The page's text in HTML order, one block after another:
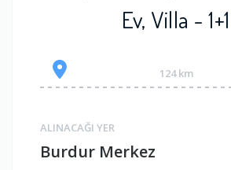
Ev, Villa - 1+1
124 km
ALINACAĞI YER
Burdur Merkez